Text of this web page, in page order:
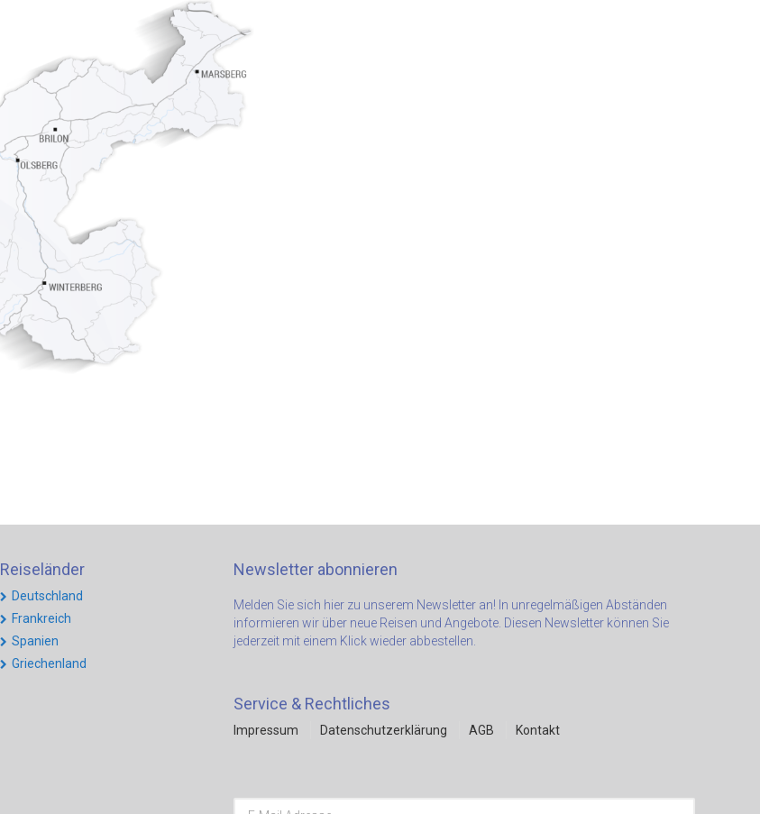
Reiseländer
Deutschland
Frankreich
Spanien
Griechenland
Newsletter abonnieren
Melden Sie sich hier zu unserem Newsletter an! In unregelmäßigen Abständen
informieren wir über neue Reisen und Angebote. Diesen Newsletter können Sie
jederzeit mit einem Klick wieder abbestellen.
Service & Rechtliches
Impressum Datenschutzerklärung AGB Kontakt